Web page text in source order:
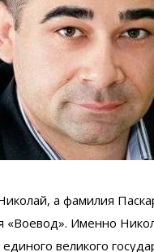
а фамилия
«Воевод». Именно
великого